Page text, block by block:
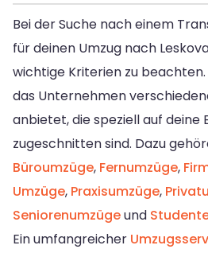
Bei der Suche nach einem
für deinen Umzug nach
wichtige Kriterien zu beachten.
das Unternehmen
anbietet, die speziell auf deine
zugeschnitten sind. Dazu
Büroumzüge, Fernumzüge,
Umzüge, Praxisumzüge,
Seniorenumzügeund
Ein umfangreicher